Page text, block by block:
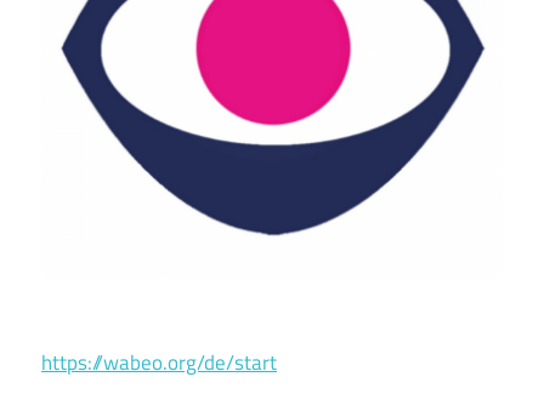
https://wabeo.org/de/start